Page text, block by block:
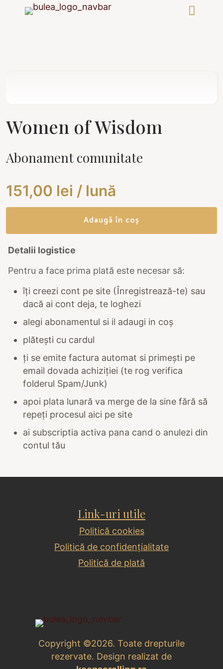
Women of Wisdom
Abonament comunitate
151,00 lei / lună
Adaugă în coș
Detalii logistice
Pentru a face prima plată este necesar să:
îți creezi cont pe site (Înregistrează-te) sau
dacă ai cont deja, te loghezi
alegi abonamentul si il adaugi in coș
plătești cu cardul
⁠⁠ți se emite factura automat si primești pe
email dovada achiziției (te rog verifica
folderul Spam/Junk)
apoi plata lunară va merge de la sine fără să
repeți procesul aici pe site
⁠⁠ai subscriptia activa pana cand o anulezi din
contul tău
Copyright ©2026. Toate drepturile
rezervate. Design realizat de
Link-uri utile
Politică cookies
Politică de confidențialitate
Politică de plată